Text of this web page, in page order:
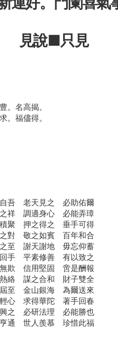
見說■只見
。名高揭。
。福儘得。
吾 老天見之 必助佑爾
祥 調適身心 必能弄璋
聚 押之得之 垂手可得
對 敬之如賓 百年和合
至 謝天謝地 毋忘仰蓄
手 平素修善 有以致之
欺 信用堅固 啻是酬報
絡 謀之合和 財子雙全
至 金山銀海 為爾送來
心 求得華陀 著手回春
之 必研法理 必能勝也
通 世人羨慕 珍惜此福